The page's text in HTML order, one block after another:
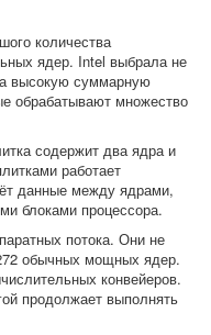
количества
ядер. Intel выбрала не
высокую суммарную
обрабатывают множество
содержит два ядра и
работает
данные между ядрами,
блоками процессора.
потока. Они не
обычных мощных ядер.
конвейеров.
продолжает выполнять